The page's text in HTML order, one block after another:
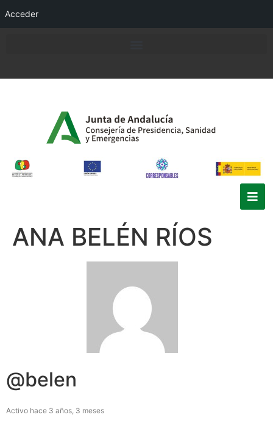
Acceder
ANA BELÉN RÍOS
@belen
Activo hace 3 años, 3 meses